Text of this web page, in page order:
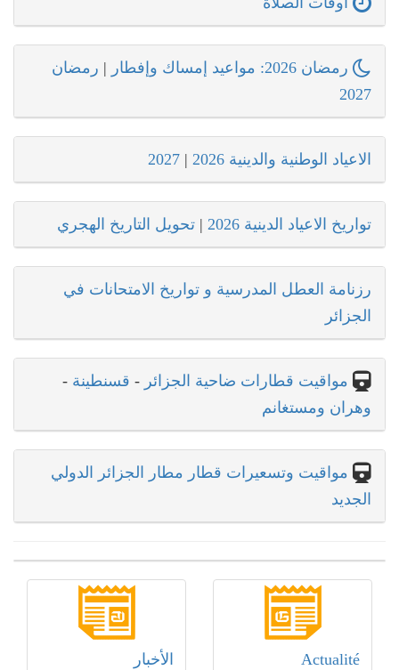
رمضان 2026: مواعيد إمساك وإفطار | رمضان
2027
الاعياد الوطنية والدينية 2026 |
2027
تواريخ الاعياد الدينية 2026 | تحويل التاريخ الهجري
رزنامة العطل المدرسية و تواريخ الامتحانات في
الجزائر
مواقيت قطارات ضاحية الجزائر - قسنطينة -
وهران ومستغانم
مواقيت وتسعيرات قطار مطار الجزائر الدولي
الجديد
Actualité الأخبار